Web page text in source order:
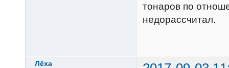
тонаров по
недорассчитал.
Лёха